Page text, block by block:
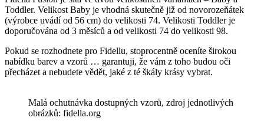
Toddler. Velikost Baby je vhodná skutečně již od novorozeňátek
(výrobce uvádí od 56 cm) do velikosti 74. Velikosti Toddler je
doporučována od 3 měsíců a od velikosti 74 do velikosti 98.
Pokud se rozhodnete pro Fidellu, stoprocentně oceníte širokou
nabídku barev a vzorů … garantuji, že vám z toho budou oči
přecházet a nebudete vědět, jaké z té škály krásy vybrat.
Malá ochutnávka dostupných vzorů, zdroj jednotlivých
obrázků: fidella.org